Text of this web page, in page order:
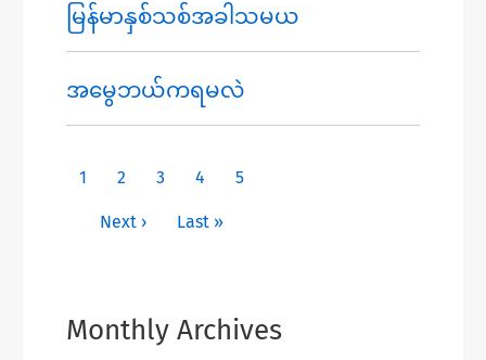
မြန်မာနှစ်သစ်အခါသမယ
အမွေဘယ်ကရမလဲ
Pagination
Current page
1 Page
2 Page
3 Page
4 Page
5
Next page
Next › Last page
Last »
Monthly Archives